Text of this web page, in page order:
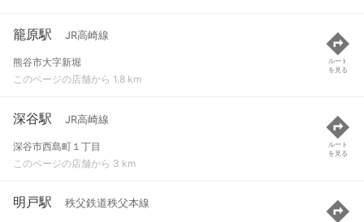
籠原駅 JR高崎線
熊谷市大字新堀
このページの店舗から 1.8 km
ルート
を見る
深谷駅 JR高崎線
深谷市西島町１丁目
このページの店舗から 3 km
ルート
を見る
明戸駅 秩父鉄道秩父本線